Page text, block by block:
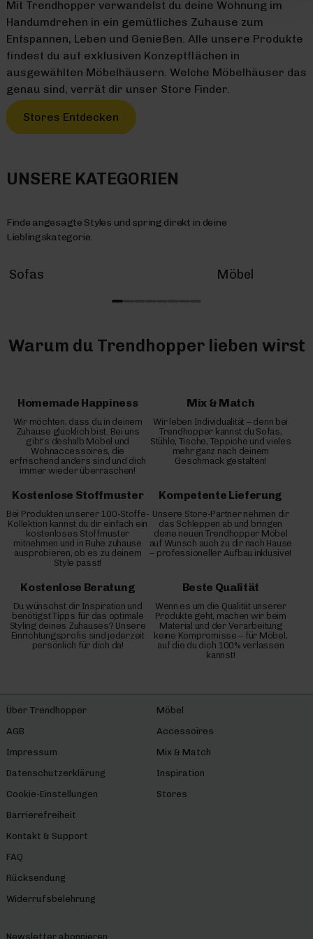
Mit Trendhopper verwandelst du deine Wohnung im
Handumdrehen in ein gemütliches Zuhause zum
Entspannen, Leben und Genießen. Alle unsere Produkte
findest du auf exklusiven Konzeptflächen in
ausgewählten Möbelhäusern. Welche Möbelhäuser das
genau sind, verrät dir unser Store Finder.
Stores Entdecken
UNSERE KATEGORIEN
Finde angesagte Styles und spring direkt in deine
Lieblingskategorie.
Sofas Möbel
Warum du Trendhopper lieben wirst
Homemade Happiness
Wir möchten, dass du in deinem
Zuhause glücklich bist. Bei uns
gibt's deshalb Möbel und
Wohnaccessoires, die
erfrischend anders sind und dich
immer wieder überraschen!
Mix & Match
Wir leben Individualität – denn bei
Trendhopper kannst du Sofas,
Stühle, Tische, Teppiche und vieles
mehr ganz nach deinem
Geschmack gestalten!
Kostenlose Stoffmuster
Bei Produkten unserer 100-Stoffe-
Kollektion kannst du dir einfach ein
kostenloses Stoffmuster
mitnehmen und in Ruhe zuhause
ausprobieren, ob es zu deinem
Style passt!
Kompetente Lieferung
Unsere Store-Partner nehmen dir
das Schleppen ab und bringen
deine neuen Trendhopper Möbel
auf Wunsch auch zu dir nach Hause
– professioneller Aufbau inklusive!
Kostenlose Beratung
Du wünschst dir Inspiration und
benötigst Tipps für das optimale
Styling deines Zuhauses? Unsere
Einrichtungsprofis sind jederzeit
persönlich für dich da!
Beste Qualität
Wenn es um die Qualität unserer
Produkte geht, machen wir beim
Material und der Verarbeitung
keine Kompromisse – für Möbel,
auf die du dich 100% verlassen
kannst!
Über Trendhopper
AGB
Impressum
Datenschutzerklärung
Cookie-Einstellungen
Barrierefreiheit
Kontakt & Support
FAQ
Rücksendung
Widerrufsbelehrung
Möbel
Accessoires
Mix & Match
Inspiration
Stores
Newsletter abonnieren